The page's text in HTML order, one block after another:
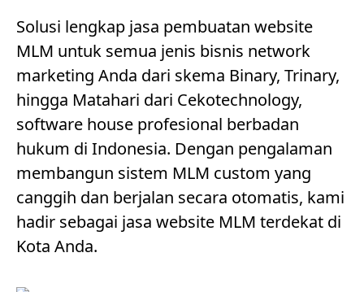
Solusi lengkap jasa pembuatan website
MLM untuk semua jenis bisnis network
marketing Anda dari skema Binary, Trinary,
hingga Matahari dari Cekotechnology,
software house profesional berbadan
hukum di Indonesia. Dengan pengalaman
membangun sistem MLM custom yang
canggih dan berjalan secara otomatis, kami
hadir sebagai jasa website MLM terdekat di
Kota Anda.